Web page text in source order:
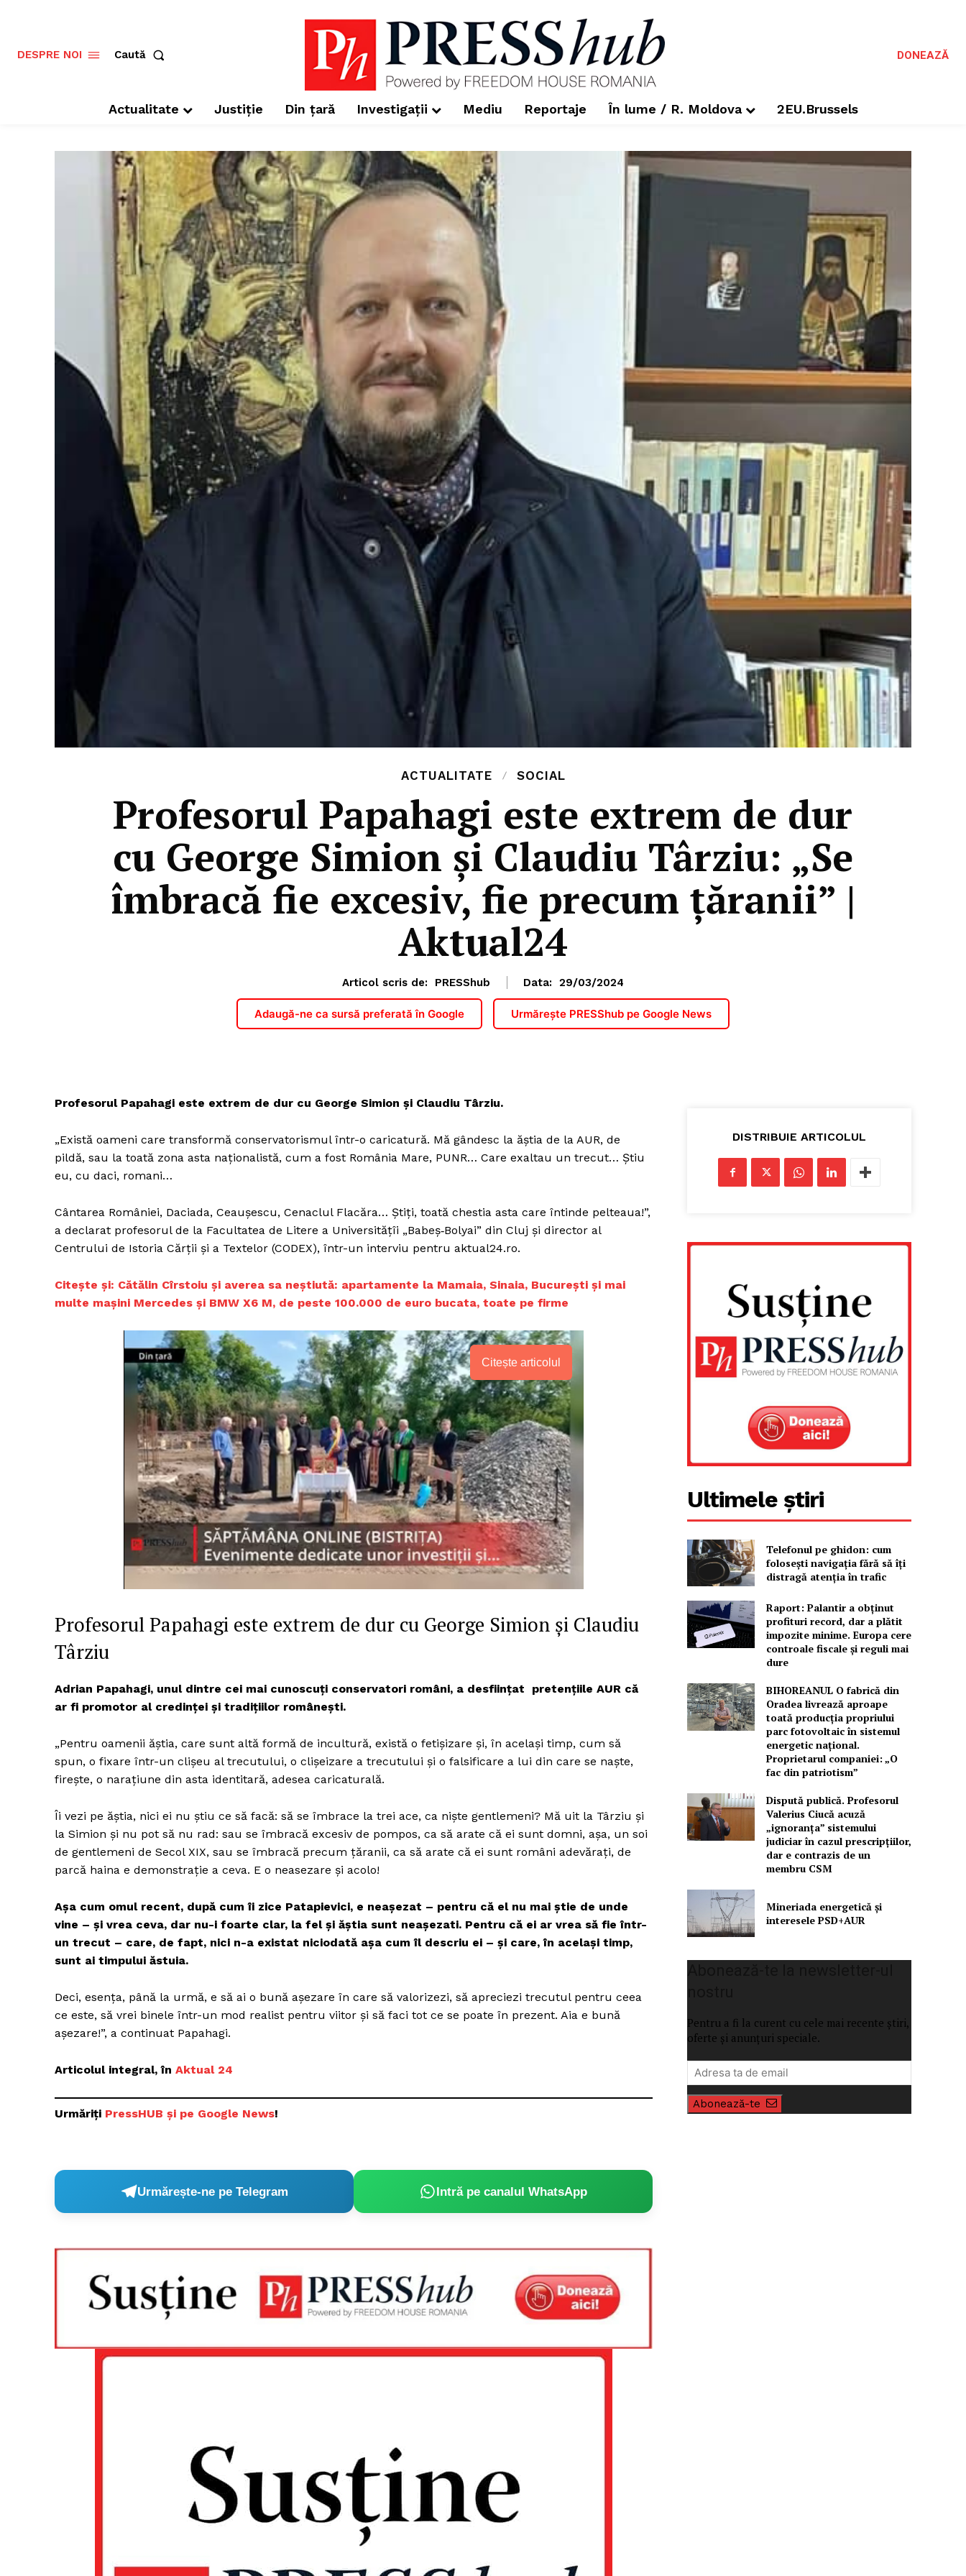
FREEDOM HOUSE
ROMÂNIA
PRESShub
Proiecte editoriale
Rețea
DESPRE NOI Caută DONEAZĂ
Actualitate Justiție Din țară Investigații Mediu Reportaje În lume / R. Moldova 2EU.Brussels
ACTUALITATE SOCIAL
Profesorul Papahagi este extrem de dur
cu George Simion și Claudiu Târziu: „Se
îmbracă fie excesiv, fie precum țăranii” |
Aktual24
Articol scris de: PRESShub Data: 29/03/2024
Adaugă-ne ca sursă preferată în Google Urmărește PRESShub pe Google News
Profesorul Papahagi este extrem de dur cu George Simion și Claudiu Târziu.
„Există oameni care transformă conservatorismul într-o caricatură. Mă gândesc la ăștia de la AUR, de
pildă, sau la toată zona asta naționalistă, cum a fost România Mare, PUNR… Care exaltau un trecut… Știu
eu, cu daci, romani…
Cântarea României, Daciada, Ceaușescu, Cenaclul Flacăra… Știți, toată chestia asta care întinde pelteaua!”,
a declarat profesorul de la Facultatea de Litere a Universitățîi „Babeș‑Bolyai” din Cluj și director al
Centrului de Istoria Cărții și a Textelor (CODEX), într-un interviu pentru aktual24.ro.
Citește și: Cătălin Cîrstoiu și averea sa neștiută: apartamente la Mamaia, Sinaia, București și mai
multe mașini Mercedes și BMW X6 M, de peste 100.000 de euro bucata, toate pe firme
Citește articolul
Profesorul Papahagi este extrem de dur cu George Simion și Claudiu
Târziu
Adrian Papahagi, unul dintre cei mai cunoscuți conservatori români, a desființat pretențiile AUR că
ar fi promotor al credinței și tradițiilor românești.
„Pentru oamenii ăștia, care sunt altă formă de incultură, există o fetișizare și, în același timp, cum să
spun, o fixare într-un clișeu al trecutului, o clișeizare a trecutului și o falsificare a lui din care se naște,
firește, o narațiune din asta identitară, adesea caricaturală.
Îi vezi pe ăștia, nici ei nu știu ce să facă: să se îmbrace la trei ace, ca niște gentlemeni? Mă uit la Târziu și
la Simion și nu pot să nu rad: sau se îmbracă excesiv de pompos, ca să arate că ei sunt domni, așa, un soi
de gentlemeni de Secol XIX, sau se îmbracă precum țăranii, ca să arate că ei sunt români adevărați, de
parcă haina e demonstrație a ceva. E o neasezare și acolo!
Așa cum omul recent, după cum îi zice Patapievici, e neașezat – pentru că el nu mai știe de unde
vine – și vrea ceva, dar nu-i foarte clar, la fel și ăștia sunt neașezati. Pentru că ei ar vrea să fie într-
un trecut – care, de fapt, nici n-a existat niciodată așa cum îl descriu ei – și care, în același timp,
sunt ai timpului ăstuia.
Deci, esența, până la urmă, e să ai o bună așezare în care să valorizezi, să apreciezi trecutul pentru ceea
ce este, să vrei binele într-un mod realist pentru viitor și să faci tot ce se poate în prezent. Aia e bună
așezare!”, a continuat Papahagi.
Articolul integral, în Aktual 24
Urmăriți PressHUB și pe Google News!
Urmărește-ne pe Telegram Intră pe canalul WhatsApp
DISTRIBUIE ARTICOLUL
Ultimele știri
Telefonul pe ghidon: cum
folosești navigația fără să îți
distragă atenția în trafic
Raport: Palantir a obținut
profituri record, dar a plătit
impozite minime. Europa cere
controale fiscale și reguli mai
dure
BIHOREANUL O fabrică din
Oradea livrează aproape
toată producția propriului
parc fotovoltaic în sistemul
energetic național.
Proprietarul companiei: „O
fac din patriotism”
Dispută publică. Profesorul
Valerius Ciucă acuză
„ignoranța” sistemului
judiciar în cazul prescripțiilor,
dar e contrazis de un
membru CSM
Mineriada energetică și
interesele PSD+AUR
Pentru a fi la curent cu cele mai recente știri,
oferte și anunțuri speciale.
Abonează-te